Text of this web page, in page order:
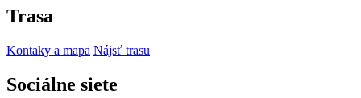
Trasa
Kontaky a mapa Nájsť trasu
Sociálne siete